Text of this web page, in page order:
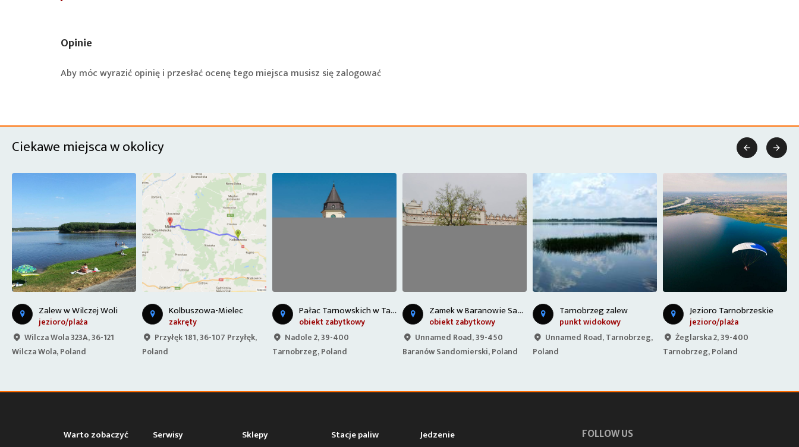
Opinie
Aby móc wyrazić opinię i przesłać ocenę tego miejsca musisz sięzalogować
Ciekawe miejsca w okolicy
Zalew w Wilczej Woli
jezioro/plaża
Wilcza Wola 323A, 36-121
Wilcza Wola, Poland
Kolbuszowa-Mielec
zakręty
Przyłęk 181, 36-107 Przyłęk,
Poland
P
ałac Tarnowskich w Tarnobrzegu
obiekt zabytkowy
Nadole 2, 39-400
Tarnobrzeg, Poland
Z
amek w Baranowie Sandomierskim
obiekt zabytkowy
Unnamed Road, 39-450
Baranów Sandomierski, Poland
Tarnobrzeg zalew
punkt widokowy
Unnamed Road, Tarnobrzeg,
Poland
Jezioro Tarnobrzeskie
jezioro/plaża
Żeglarska 2, 39-400
Tarnobrzeg, Poland
 
Warto zobaczyć Serwisy Sklepy Stacje paliw
Jedzenie
FOLLOW US